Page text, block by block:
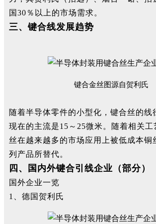
国30％以上的市场需求。
三、键合线发展趋势
键合金丝图源自贺利氏
随着半导体零件的小型化，键合丝的线
现在的主流是15～25微米。
随着相关工
丝在越来越多的市场应用上被低成本铜
列产品所替代。
四、国内外键合引线企业（部分）
国外企业一览
1、德国贺利氏